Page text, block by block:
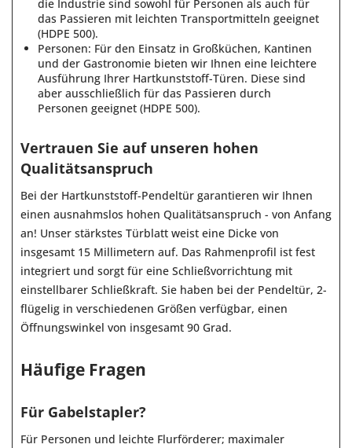
die Industrie sind sowohl für Personen als auch für
das Passieren mit leichten Transportmitteln geeignet
(HDPE 500).
Personen: Für den Einsatz in Großküchen, Kantinen
und der Gastronomie bieten wir Ihnen eine leichtere
Ausführung Ihrer Hartkunststoff-Türen. Diese sind
aber ausschließlich für das Passieren durch
Personen geeignet (HDPE 500).
Vertrauen Sie auf unseren hohen
Qualitätsanspruch
Bei der Hartkunststoff-Pendeltür garantieren wir Ihnen
einen ausnahmslos hohen Qualitätsanspruch - von Anfang
an! Unser stärkstes Türblatt weist eine Dicke von
insgesamt 15 Millimetern auf. Das Rahmenprofil ist fest
integriert und sorgt für eine Schließvorrichtung mit
einstellbarer Schließkraft. Sie haben bei der Pendeltür, 2-
flügelig in verschiedenen Größen verfügbar, einen
Öffnungswinkel von insgesamt 90 Grad.
Häufige Fragen
Für Gabelstapler?
Für Personen und leichte Flurförderer; maximaler